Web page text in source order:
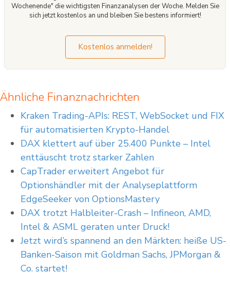
Wochenende" die wichtigsten Finanzanalysen der Woche. Melden Sie
sich jetzt kostenlos an und bleiben Sie bestens informiert!
Kostenlos anmelden!
Ähnliche Finanznachrichten
Kraken Trading-APIs: REST, WebSocket und FIX
für automatisierten Krypto-Handel
DAX klettert auf über 25.400 Punkte – Intel
enttäuscht trotz starker Zahlen
CapTrader erweitert Angebot für
Optionshändler mit der Analyseplattform
EdgeSeeker von OptionsMastery
DAX trotzt Halbleiter-Crash – Infineon, AMD,
Intel & ASML geraten unter Druck!
Jetzt wird’s spannend an den Märkten: heiße US-
Banken-Saison mit Goldman Sachs, JPMorgan &
Co. startet!